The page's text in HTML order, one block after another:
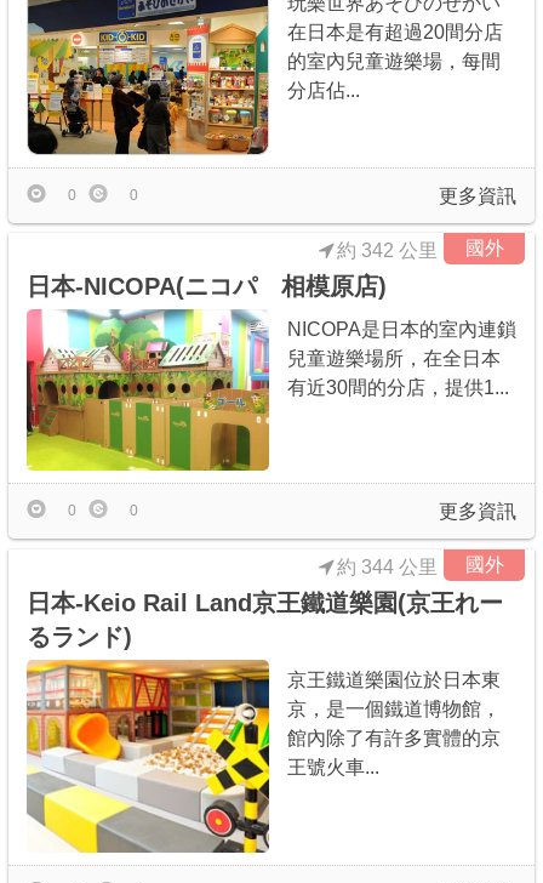
在日本是有超過20間分店
的室內兒童遊樂場，每間
分店佔...
更多資訊
0 0
國外
日本-NICOPA(ニコパ 相模原店)
約 342 公里
NICOPA是日本的室內連鎖
兒童遊樂場所，在全日本
有近30間的分店，提供1...
更多資訊
0 0
國外
日本-Keio Rail Land京王鐵道樂園(京王れー
るランド)
約 344 公里
京王鐵道樂園位於日本東
京，是一個鐵道博物館，
館內除了有許多實體的京
王號火車...